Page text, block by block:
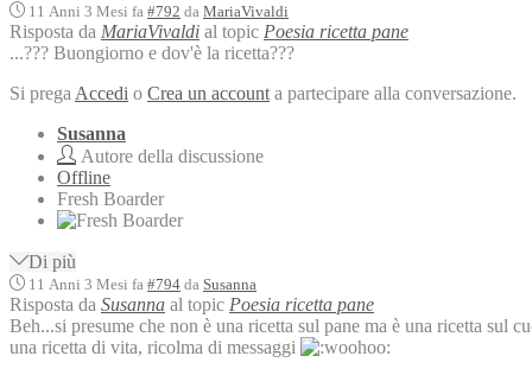
11 Anni 3 Mesi fa #792 da MariaVivaldi
Risposta da MariaVivaldi al topic Poesia ricetta pane
...??? Buongiorno e dov'è la ricetta???
Si prega Accedi o Crea un account a partecipare alla conversazione.
Susanna
Autore della discussione
Offline
Fresh Boarder
Di più
11 Anni 3 Mesi fa #794 da Susanna
Risposta da Susanna al topic Poesia ricetta pane
Beh...si presume che non è una ricetta sul pane ma è una ricetta sul
una ricetta di vita, ricolma di messaggi